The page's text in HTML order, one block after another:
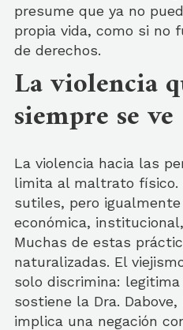
presume que ya no
propia vida, como si no
de derechos.
La violencia
siempre se ve
La violencia hacia las
limita al maltrato físico.
sutiles, pero
económica,
Muchas de estas
naturalizadas. El
solo discrimina:
sostiene la Dra.
implica una negación